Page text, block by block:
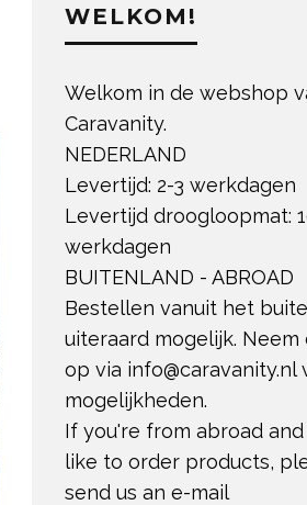
WELKOM!
Welkom in de webshop
Caravanity.
NEDERLAND
Levertijd: 2-3 werkdagen
Levertijd droogloopmat:
werkdagen
BUITENLAND - ABROAD
Bestellen vanuit het
uiteraard mogelijk.
op via info@caravanity.nl
mogelijkheden.
If you're from abroad
like to order products,
send us an e-mail